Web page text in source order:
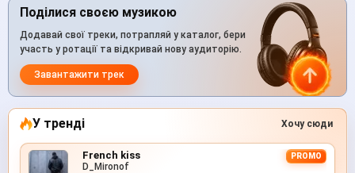
Поділися своєю музикою
Додавай свої треки, потрапляй у каталог, бери
участь у ротації та відкривай нову аудиторію.
Завантажити трек
У тренді Хочу сюди
French kiss PROMO
D_Mironof